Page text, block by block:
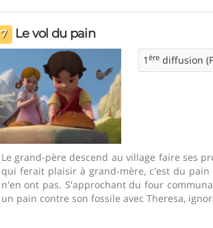
7 Le vol du pain
1 èrediffusion
Le grand-père descend au village faire ses
qui ferait plaisir à grand-mère, c'est du
n'en ont pas. S'approchant du four
un pain contre son fossile avec Theresa,